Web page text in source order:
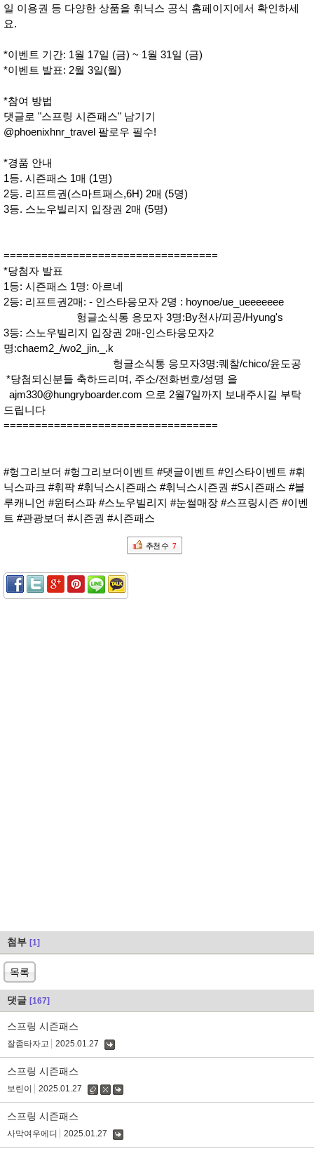
일 이용권 등 다양한 상품을 휘닉스 공식 홈페이지에서 확인하세
요.
*이벤트 기간: 1월 17일 (금) ~ 1월 31일 (금)
*이벤트 발표: 2월 3일(월)
*참여 방법
댓글로 "스프링 시즌패스" 남기기
@phoenixhnr_travel 팔로우 필수!
*경품 안내
1등. 시즌패스 1매 (1명)
2등. 리프트권(스마트패스,6H) 2매 (5명)
3등. 스노우빌리지 입장권 2매 (5명)
==================================
*당첨자 발표
1등: 시즌패스 1명: 아르네
2등: 리프트권2매: - 인스타응모자 2명 : hoynoe/ue_ueeeeeee
헝글소식통 응모자 3명:By천사/피공/Hyung's
3등: 스노우빌리지 입장권 2매-인스타응모자2
명:chaem2_/wo2_jin._.k
헝글소식통 응모자3명:퀘찰/chico/윤도공
*당첨되신분들 축하드리며, 주소/전화번호/성명 을
ajm330@hungryboarder.com 으로 2월7일까지 보내주시길 부탁
드립니다
==================================
#헝그리보더 #헝그리보더이벤트 #댓글이벤트 #인스타이벤트 #휘
닉스파크 #휘팍 #휘닉스시즌패스 #휘닉스시즌권 #S시즌패스 #블
루캐니언 #윈터스파 #스노우빌리지 #눈썰매장 #스프링시즌 #이벤
트 #관광보더 #시즌권 #시즌패스
추천 수 7
첨부 [1]
목록
댓글 [167]
스프링 시즌패스
잘좀타자고 2025.01.27
스프링 시즌패스
보린이 2025.01.27
수
삭
스프링 시즌패스
사막여우에디 2025.01.27